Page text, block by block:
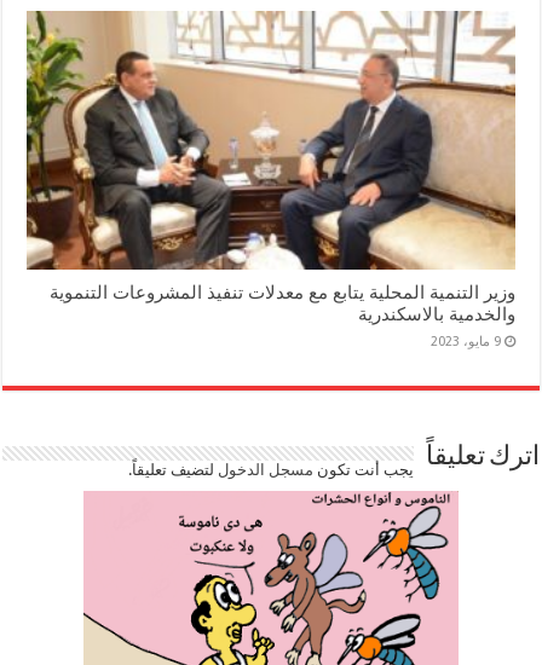
وزير التنمية المحلية يتابع مع معدلات تنفيذ المشروعات التنموية
والخدمية بالاسكندرية
9 مايو، 2023
اترك تعليقاً يجب أنت تكون مسجل الدخوللتضيف تعليقاً.